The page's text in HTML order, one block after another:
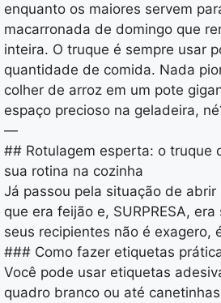
enquanto os maiores servem
macarronada de domingo que
inteira. O truque é sempre usar
quantidade de comida. Nada
colher de arroz em um pote
espaço precioso na geladeira,
—
## Rotulagem esperta: o truque
sua rotina na cozinha
Já passou pela situação de
que era feijão e, SURPRESA,
seus recipientes não é exagero,
### Como fazer etiquetas
Você pode usar etiquetas
quadro branco ou até